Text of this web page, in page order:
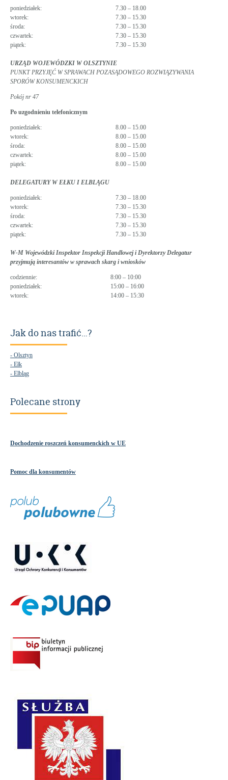
poniedziałek:
7.30 – 18.00
wtorek:
7.30 – 15.30
środa:
7.30 – 15.30
czwartek:
7.30 – 15.30
piątek:
7.30 – 15.30
URZĄD WOJEWÓDZKI W OLSZTYNIE
PUNKT PRZYJĘĆ W SPRAWACH POZASĄDOWEGO ROZWIĄZYWANIA
SPORÓW KONSUMENCKICH
Pokój nr 47
Po uzgodnieniu telefonicznym
poniedziałek:
8.00 – 15.00
wtorek:
8.00 – 15.00
środa:
8.00 – 15.00
czwartek:
8.00 – 15.00
piątek:
8.00 – 15.00
DELEGATURY W EŁKU I ELBLĄGU
poniedziałek:
7.30 – 18.00
wtorek:
7.30 – 15.30
środa:
7.30 – 15.30
czwartek:
7.30 – 15.30
piątek:
7.30 – 15.30
W-M Wojewódzki Inspektor Inspekcji Handlowej i Dyrektorzy Delegatur
przyjmują interesantów w sprawach skarg i wniosków
codziennie:
8:00 – 10:00
poniedziałek:
15:00 – 16:00
wtorek:
14:00 – 15:30
Jak do nas trafić…?
- Olsztyn
- Ełk
- Elbląg
Polecane strony
Dochodzenie roszczeń konsumenckich w UE
Pomoc dla konsumentów